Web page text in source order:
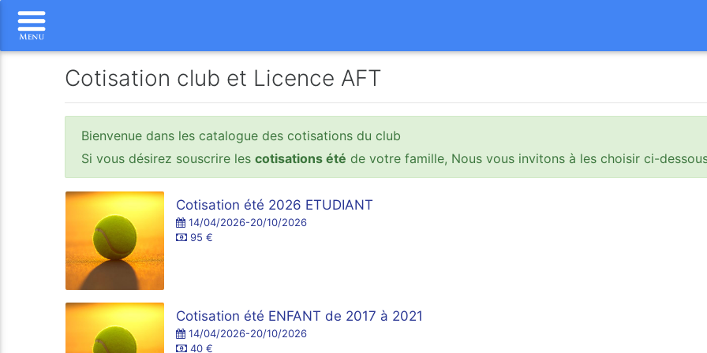
Cotisation club et Licence AFT
Bienvenue dans les catalogue des cotisations du club
Si vous désirez souscrire lescotisations été de votre famille, Nous vous invitons à les choisir ci-
Cotisation été 2026 ETUDIANT
14/04/2026-20/10/2026
95 €
Cotisation été ENFANT de 2017 à 2021
14/04/2026-20/10/2026
40 €